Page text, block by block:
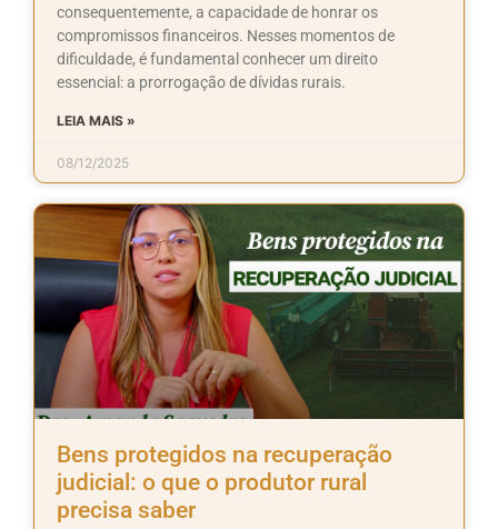
consequentemente, a capacidade de honrar os
compromissos financeiros. Nesses momentos de
dificuldade, é fundamental conhecer um direito
essencial: a prorrogação de dívidas rurais.
LEIA MAIS »
08/12/2025
Bens protegidos na recuperação
judicial: o que o produtor rural
precisa saber